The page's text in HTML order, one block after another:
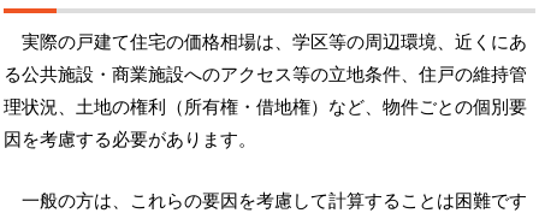
実際の戸建て住宅の価格相場は、学区等の周辺環境、近くにあ
る公共施設・商業施設へのアクセス等の立地条件、住戸の維持管
理状況、土地の権利（所有権・借地権）など、物件ごとの個別要
因を考慮する必要があります。
一般の方は、これらの要因を考慮して計算することは困難です